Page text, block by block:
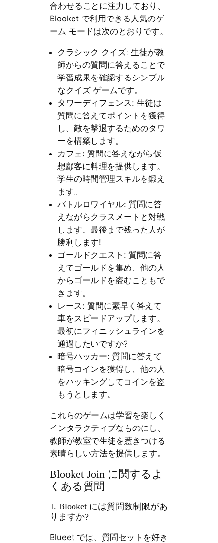
合わせることに注力しており、
Blooket で利用できる人気のゲ
ーム モードは次のとおりです。
クラシック クイズ: 生徒が教
師からの質問に答えることで
学習成果を確認するシンプル
なクイズ ゲームです。
タワーディフェンス: 生徒は
質問に答えてポイントを獲得
し、敵を撃退するためのタワ
ーを構築します。
カフェ: 質問に答えながら仮
想顧客に料理を提供します。
学生の時間管理スキルを鍛え
ます。
バトルロワイヤル: 質問に答
えながらクラスメートと対戦
します。最後まで残った人が
勝利します!
ゴールドクエスト: 質問に答
えてゴールドを集め、他の人
からゴールドを盗むこともで
きます。
レース: 質問に素早く答えて
車をスピードアップします。
最初にフィニッシュラインを
通過したいですか?
暗号ハッカー: 質問に答えて
暗号コインを獲得し、他の人
をハッキングしてコインを盗
もうとします。
これらのゲームは学習を楽しく
インタラクティブなものにし、
教師が教室で生徒を惹きつける
素晴らしい方法を提供します。
Blooket Join に関するよ
くある質問
1. Blooket には質問数制限があ
りますか?
Blueet では、質問セットを好き